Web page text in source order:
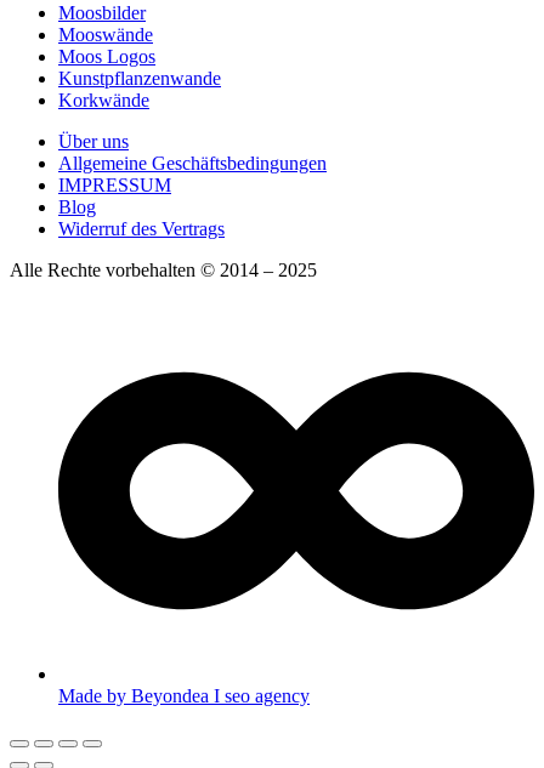
Moosbilder
Mooswände
Moos Logos
Kunstpflanzenwande
Korkwände
Über uns
Allgemeine Geschäftsbedingungen
IMPRESSUM
Blog
Widerruf des Vertrags
Alle Rechte vorbehalten © 2014 – 2025
Made by Beyondea I seo agency